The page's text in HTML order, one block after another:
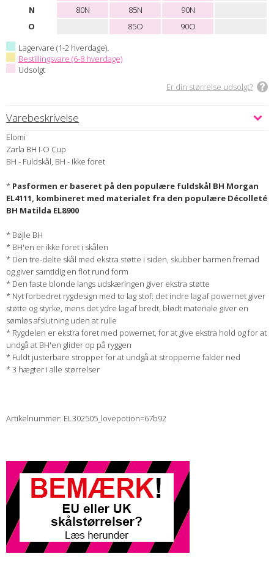
N
80N 85N
90N
O
85O
90O
Lagervare (1-2 hverdage).
Bestillingsvare (6-8 hverdage)
Udsolgt
Er din størrelse udsolgt?
Varebeskrivelse
Elomi
Zarla BH I-O Cup
BH - Fuldskål, BH - Ikke foret
* Pasformen er baseret på den populære fuldskål BH Morgan
EL4111, kombineret med materialet fra den populære Décolleté
BH Matilda EL8900
* Bøjle BH
* BH'en er ikke foret i skålen
* Den tre-delte skål med ekstra støtte i siden, skubber barmen fremad
og giver samtidig en flot rund form
* Den faste blonde langs udskæringen giver ekstra støtte
* Nyt forbedret rygdesign med to lag stof: det indre lag af powernet giver
støtte og styrke, mens det ydre lag af bredt, blødt materiale giver en
sømløs afslutning uden at rulle
* Rygdelen er ekstra foret med powernet, for at give ekstra hold og for at
undgå at BH'en glider op på ryggen
* Fuldt justerbare stropper for at undgå at stropperne falder ned
* 3 hægter i alle størrelser
Artikelnummer: EL302505_lovepotion=67b92